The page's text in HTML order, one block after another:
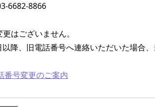
6682-8866
はございません。
降、旧電話番号へ連絡いただいた場合
番号変更のご案内